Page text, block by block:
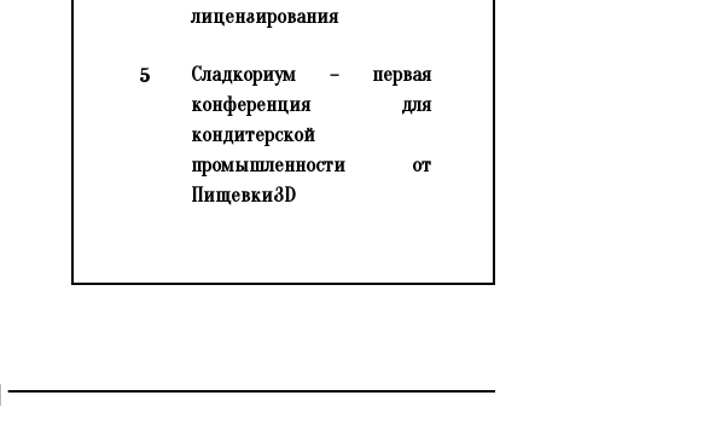
лицензирования
5
Сладкориум – первая
конференция для
кондитерской
промышленности от
Пищевки3D